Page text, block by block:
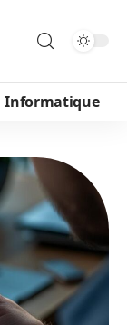
Informatique